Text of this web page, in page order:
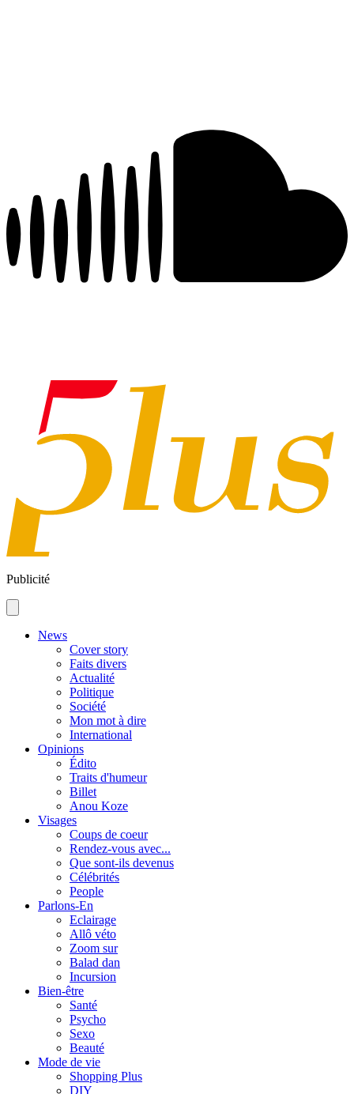
Publicité
News
Cover story
Faits divers
Actualité
Politique
Société
Mon mot à dire
International
Opinions
Édito
Traits d'humeur
Billet
Anou Koze
Visages
Coups de coeur
Rendez-vous avec...
Que sont-ils devenus
Célébrités
People
Parlons-En
Eclairage
Allô véto
Zoom sur
Balad dan
Incursion
Bien-être
Santé
Psycho
Sexo
Beauté
Mode de vie
Shopping Plus
DIY